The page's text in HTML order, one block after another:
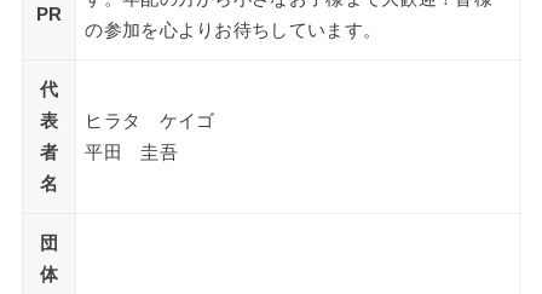
PR
の参加を心よりお待ちしています。
代
表
者
名
ヒラタ ケイゴ
平田 圭吾
団
体